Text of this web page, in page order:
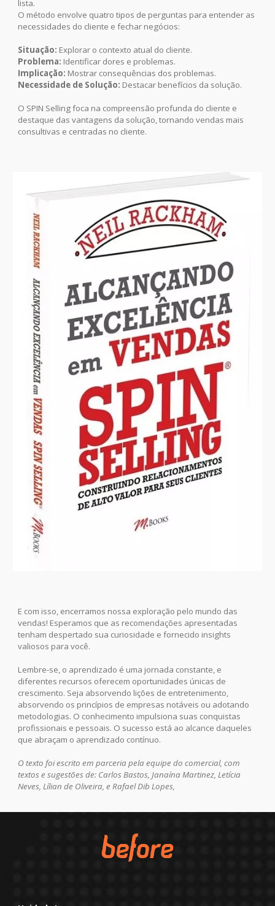
lista.
O método envolve quatro tipos de perguntas para entender as
necessidades do cliente e fechar negócios:
Situação: Explorar o contexto atual do cliente.
Problema: Identificar dores e problemas.
Implicação: Mostrar consequências dos problemas.
Necessidade de Solução: Destacar benefícios da solução.
O SPIN Selling foca na compreensão profunda do cliente e
destaque das vantagens da solução, tornando vendas mais
consultivas e centradas no cliente.
E com isso, encerramos nossa exploração pelo mundo das
vendas! Esperamos que as recomendações apresentadas
tenham despertado sua curiosidade e fornecido insights
valiosos para você.
Lembre-se, o aprendizado é uma jornada constante, e
diferentes recursos oferecem oportunidades únicas de
crescimento. Seja absorvendo lições de entretenimento,
absorvendo os princípios de empresas notáveis ou adotando
metodologias. O conhecimento impulsiona suas conquistas
profissionais e pessoais. O sucesso está ao alcance daqueles
que abraçam o aprendizado contínuo.
O texto foi escrito em parceria pela equipe do comercial, com
textos e sugestões de: Carlos Bastos, Janaína Martinez, Letícia
Neves, Lílian de Oliveira, e Rafael Dib Lopes,